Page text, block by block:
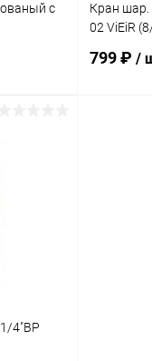
с
Кран шар.
02 ViEiR
799 ₽ /
4"ВР